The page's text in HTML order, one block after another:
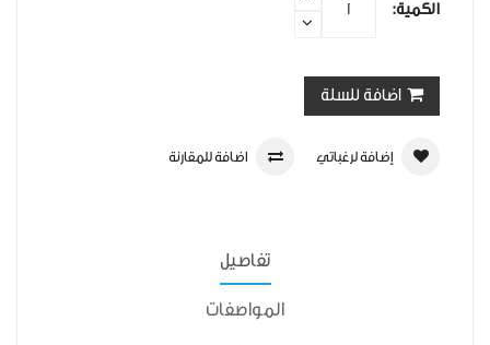
الكمية:
اضافة للسلة
إضافة لرغباتي اضافة للمقارنة
تفاصيل
المواصفات